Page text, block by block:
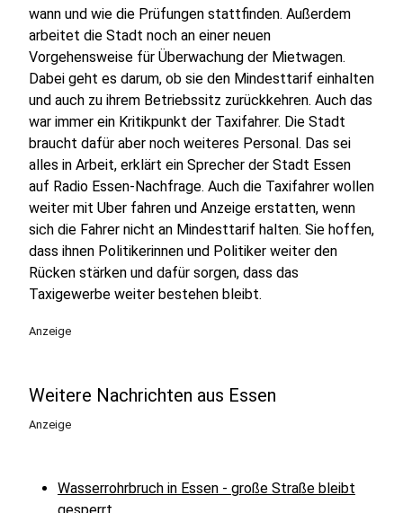
wann und wie die Prüfungen stattfinden. Außerdem
arbeitet die Stadt noch an einer neuen
Vorgehensweise für Überwachung der Mietwagen.
Dabei geht es darum, ob sie den Mindesttarif einhalten
und auch zu ihrem Betriebssitz zurückkehren. Auch das
war immer ein Kritikpunkt der Taxifahrer. Die Stadt
braucht dafür aber noch weiteres Personal. Das sei
alles in Arbeit, erklärt ein Sprecher der Stadt Essen
auf Radio Essen-Nachfrage. Auch die Taxifahrer wollen
weiter mit Uber fahren und Anzeige erstatten, wenn
sich die Fahrer nicht an Mindesttarif halten. Sie hoffen,
dass ihnen Politikerinnen und Politiker weiter den
Rücken stärken und dafür sorgen, dass das
Taxigewerbe weiter bestehen bleibt.
Anzeige
Weitere Nachrichten aus Essen
Anzeige
Wasserrohrbruch in Essen - große Straße bleibt